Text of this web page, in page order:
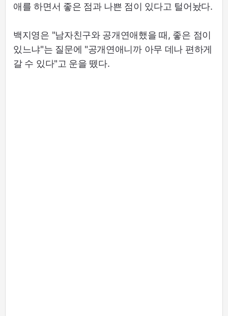
애를 하면서 좋은 점과 나쁜 점이 있다고 털어놨다.
백지영은 "남자친구와 공개연애했을 때, 좋은 점이
있느냐"는 질문에 "공개연애니까 아무 데나 편하게
갈 수 있다"고 운을 뗐다.